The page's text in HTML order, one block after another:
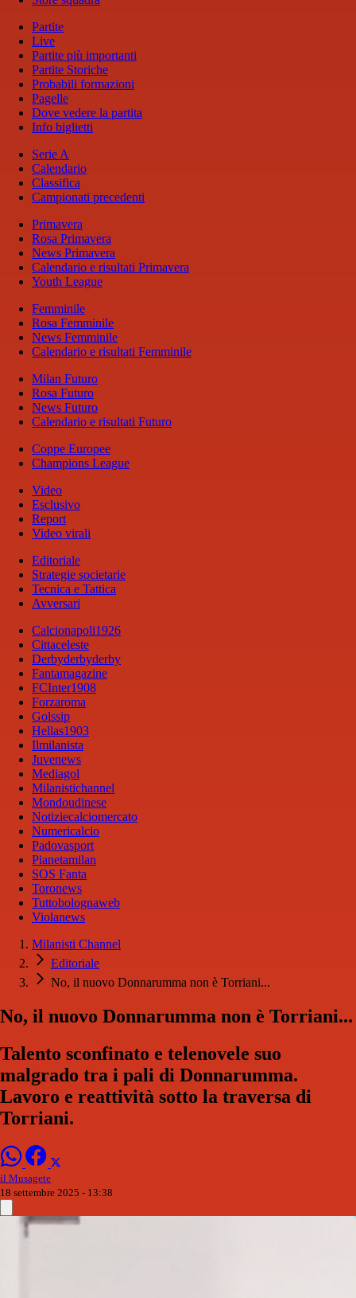
Partite
Live
Partite più importanti
Partite Storiche
Probabili formazioni
Pagelle
Dove vedere la partita
Info biglietti
Serie A
Calendario
Classifica
Campionati precedenti
Primavera
Rosa Primavera
News Primavera
Calendario e risultati Primavera
Youth League
Femminile
Rosa Femminile
News Femminile
Calendario e risultati Femminile
Milan Futuro
Rosa Futuro
News Futuro
Calendario e risultati Futuro
Coppe Europee
Champions League
Video
Esclusivo
Report
Video virali
Editoriale
Strategie societarie
Tecnica e Tattica
Avversari
Calcionapoli1926
Cittaceleste
Derbyderbyderby
Fantamagazine
FCInter1908
Forzaroma
Golssip
Hellas1903
Ilmilanista
Juvenews
Mediagol
Milanistichannel
Mondoudinese
Notiziecalciomercato
Numericalcio
Padovasport
Pianetamilan
SOS Fanta
Toronews
Tuttobolognaweb
Violanews
Milanisti Channel
Editoriale
No, il nuovo Donnarumma non è Torriani...
No, il nuovo Donnarumma non è Torriani...
Talento sconfinato e telenovele suo
malgrado tra i pali di Donnarumma.
Lavoro e reattività sotto la traversa di
Torriani.
il Musagete
18 settembre 2025 - 13:38